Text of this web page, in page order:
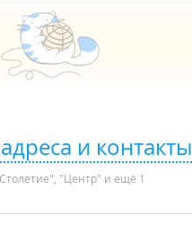
и контакты
"Центр" и ещё 1